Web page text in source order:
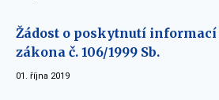
Žádost o poskytnutí informací
zákona č. 106/1999 Sb.
01. října 2019